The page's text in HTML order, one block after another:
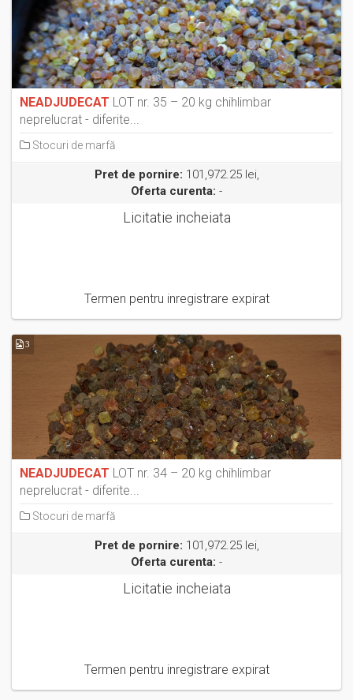
NEADJUDECAT LOT nr. 35 – 20 kg chihlimbar
neprelucrat - diferite...
Stocuri de marfă
Pret de pornire: 101,972.25 lei,
Oferta curenta: -
Licitatie incheiata
Termen pentru inregistrare expirat
3
NEADJUDECAT LOT nr. 34 – 20 kg chihlimbar
neprelucrat - diferite...
Stocuri de marfă
Pret de pornire: 101,972.25 lei,
Oferta curenta: -
Licitatie incheiata
Termen pentru inregistrare expirat